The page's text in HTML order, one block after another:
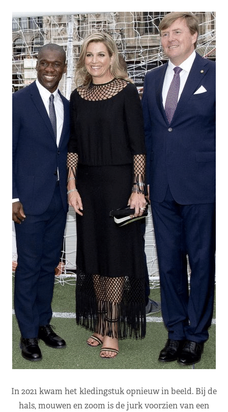
In 2021 kwam het kledingstuk opnieuw in beeld. Bij de
hals, mouwen en zoom is de jurk voorzien van een